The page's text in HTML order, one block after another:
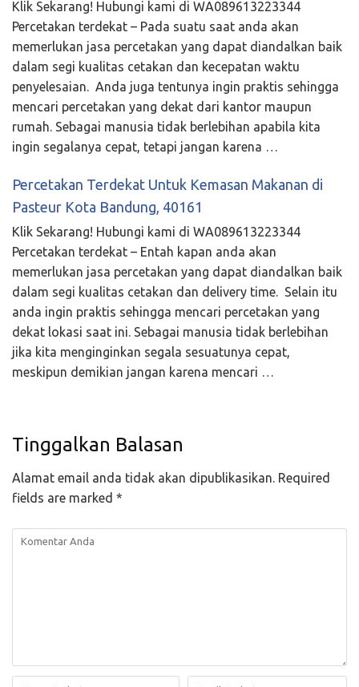
Klik Sekarang! Hubungi kami di WA089613223344
Percetakan terdekat – Pada suatu saat anda akan
memerlukan jasa percetakan yang dapat diandalkan baik
dalam segi kualitas cetakan dan kecepatan waktu
penyelesaian. Anda juga tentunya ingin praktis sehingga
mencari percetakan yang dekat dari kantor maupun
rumah. Sebagai manusia tidak berlebihan apabila kita
ingin segalanya cepat, tetapi jangan karena …
Percetakan Terdekat Untuk Kemasan Makanan di
Pasteur Kota Bandung, 40161
Klik Sekarang! Hubungi kami di WA089613223344
Percetakan terdekat – Entah kapan anda akan
memerlukan jasa percetakan yang dapat diandalkan baik
dalam segi kualitas cetakan dan delivery time. Selain itu
anda ingin praktis sehingga mencari percetakan yang
dekat lokasi saat ini. Sebagai manusia tidak berlebihan
jika kita menginginkan segala sesuatunya cepat,
meskipun demikian jangan karena mencari …
Tinggalkan Balasan
Alamat email anda tidak akan dipublikasikan. Required
fields are marked *